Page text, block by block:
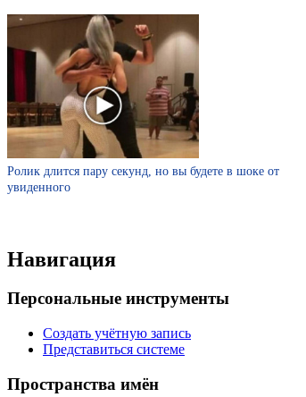
Ролик длится пару секунд, но вы будете в шоке от
увиденного
Навигация
Персональные инструменты
Создать учётную запись
Представиться системе
Пространства имён